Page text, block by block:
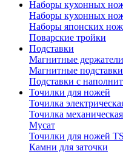
Наборы кухонных
Наборы кухонных
Наборы японских
Поварские тройки
Подставки
Магнитные держатели
Магнитные подставки
Подставки с
Точилки для ножей
Точилка
Точилка механическая
Мусат
Точилки для ножей
Камни для заточки